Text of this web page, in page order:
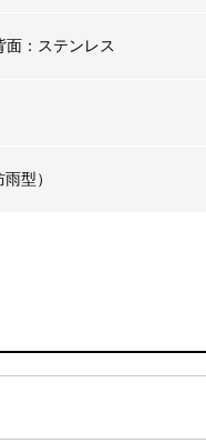
：ステンレス
型）